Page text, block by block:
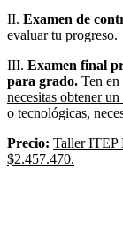
II. Examen de
evaluar tu progreso.
III. Examen final
para grado. Ten en
necesitas obtener
o tecnológicas,
Precio: Taller ITEP
$2.457.470.